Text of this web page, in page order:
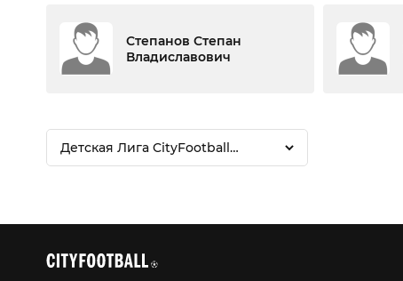
Степанов Степан
Владиславович
Детская Лига CityFootball
(Зима-Весна 2026)